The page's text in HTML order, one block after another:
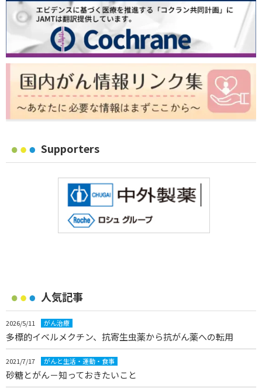
Supporters
人気記事
2026/5/11 がん治療
多標的イベルメクチン、抗寄生虫薬から抗がん薬への転用
2021/7/17 がんと生活・運動・食事
砂糖とがん－知っておきたいこと